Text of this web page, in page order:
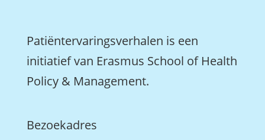
Patiëntervaringsverhalen is een
initiatief van Erasmus School of Health
Policy & Management.
Bezoekadres